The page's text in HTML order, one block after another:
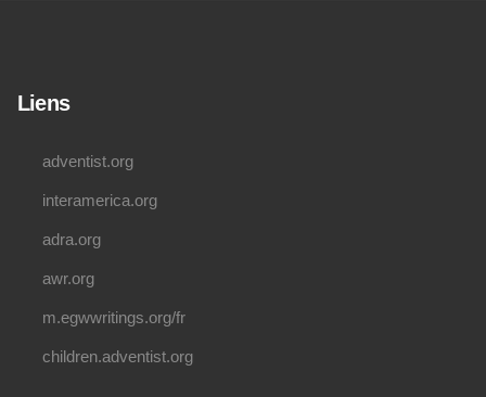
Liens
adventist.org
interamerica.org
adra.org
awr.org
m.egwwritings.org/fr
children.adventist.org